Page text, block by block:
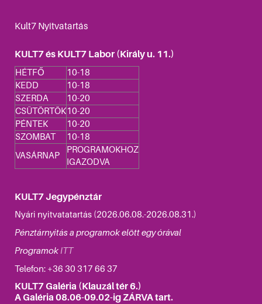
Kult7 Nyitvatartás
KULT7 és KULT7 Labor (Király u. 11.)
HÉTFŐ
10-18
KEDD
10-18
SZERDA
10-20
CSÜTÖRTÖK10-20
PÉNTEK
10-20
SZOMBAT
10-18
VASÁRNAP
PROGRAMOKHOZ
IGAZODVA
KULT7 Jegypénztár
Nyári nyitvatatartás (2026.06.08.-2026.08.31.)
Pénztárnyitás a programok elött egy órával
Programok ITT
Telefon: +36 30 317 66 37
KULT7 Galéria (Klauzál tér 6.)
A Galéria 08.06-09.02-ig ZÁRVA tart.